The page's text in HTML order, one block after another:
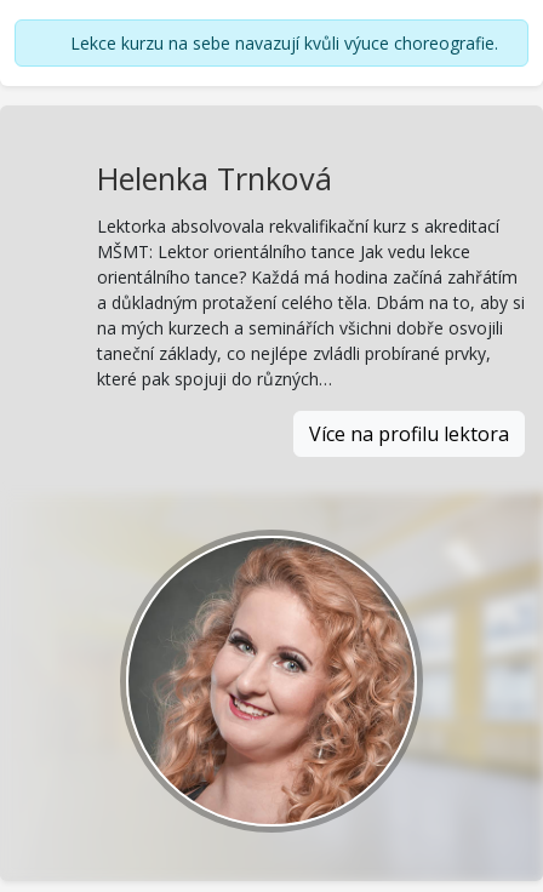
Lekce kurzu na sebe navazují kvůli výuce choreografie.
Helenka Trnková
Lektorka absolvovala rekvalifikační kurz s akreditací
MŠMT: Lektor orientálního tance Jak vedu lekce
orientálního tance? Každá má hodina začíná zahřátím
a důkladným protažení celého těla. Dbám na to, aby si
na mých kurzech a seminářích všichni dobře osvojili
taneční základy, co nejlépe zvládli probírané prvky,
které pak spojuji do různých…
Více na profilu lektora